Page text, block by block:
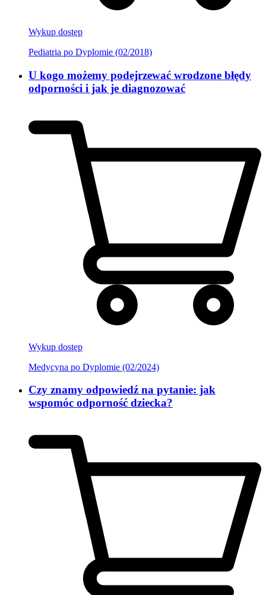
Wykup dostęp
Pediatria po Dyplomie (02/2018)
U kogo możemy podejrzewać wrodzone błędy
odporności i jak je diagnozować
Wykup dostęp
Medycyna po Dyplomie (02/2024)
Czy znamy odpowiedź na pytanie: jak
wspomóc odporność dziecka?